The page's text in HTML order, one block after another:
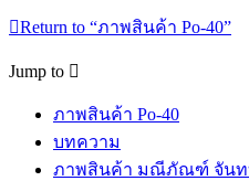
Return to “ภาพสินค้า Po-40”
Jump to
ภาพสินค้า Po-40
บทความ
ภาพสินค้า มณีภัณฑ์ จัน